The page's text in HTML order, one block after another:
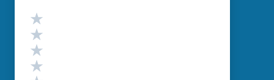
Valutazione